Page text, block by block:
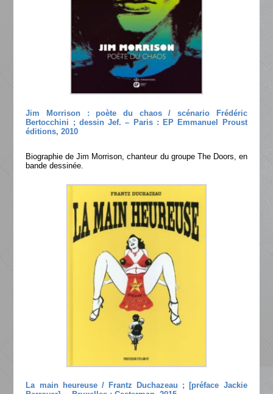
Jim Morrison : poète du chaos / scénario Frédéric
Bertocchini ; dessin Jef. – Paris : EP Emmanuel Proust
éditions, 2010
Biographie de Jim Morrison, chanteur du groupe The Doors, en
bande dessinée.
La main heureuse / Frantz Duchazeau ; [préface Jackie